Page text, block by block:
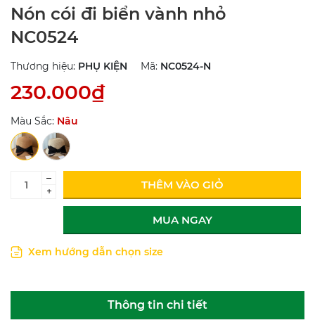
Nón cói đi biển vành nhỏ
NC0524
Thương hiệu: PHỤ KIỆN Mã: NC0524-N
230.000₫
Màu Sắc: Nâu
–
+
THÊM VÀO GIỎ
MUA NGAY
Xem hướng dẫn chọn size
Thông tin chi tiết